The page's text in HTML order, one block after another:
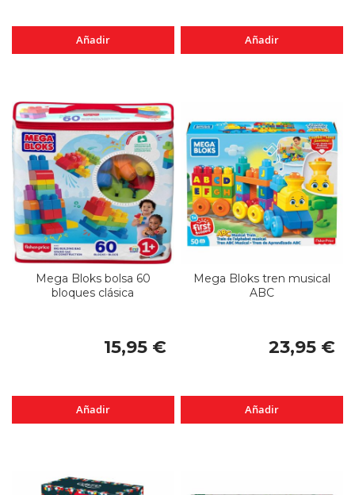
Añadir Añadir
Mega Bloks bolsa 60
bloques clásica
15,95 €
Añadir
Mega Bloks tren musical
ABC
23,95 €
Añadir